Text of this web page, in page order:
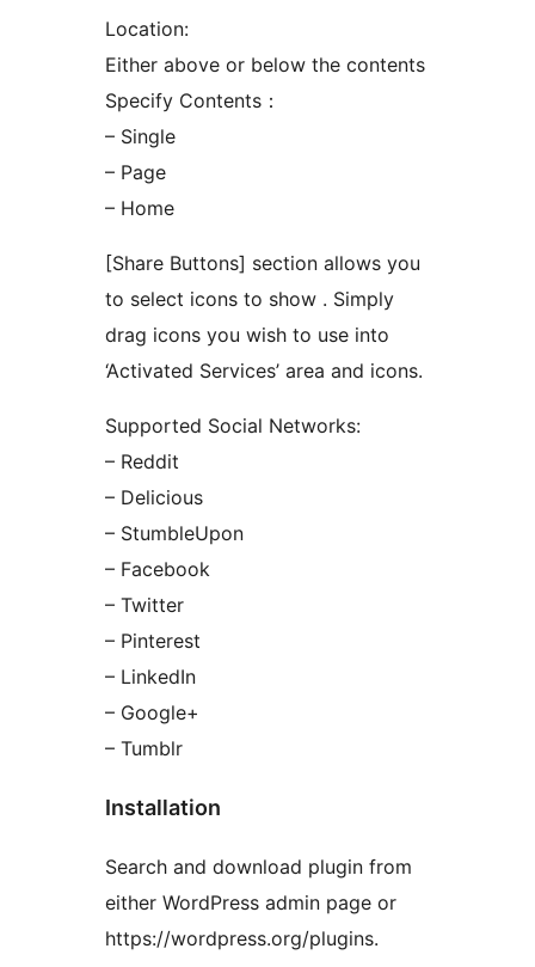
Location:
Either above or below the contents
Specify Contents：
– Single
– Page
– Home
[Share Buttons] section allows you
to select icons to show . Simply
drag icons you wish to use into
‘Activated Services’ area and icons.
Supported Social Networks:
– Reddit
– Delicious
– StumbleUpon
– Facebook
– Twitter
– Pinterest
– LinkedIn
– Google+
– Tumblr
Installation
Search and download plugin from
either WordPress admin page or
https://wordpress.org/plugins.